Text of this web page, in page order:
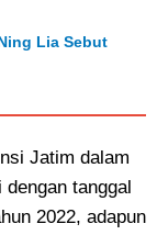
Lia Sebut
Jatim dalam
tanggal
2022, adapun